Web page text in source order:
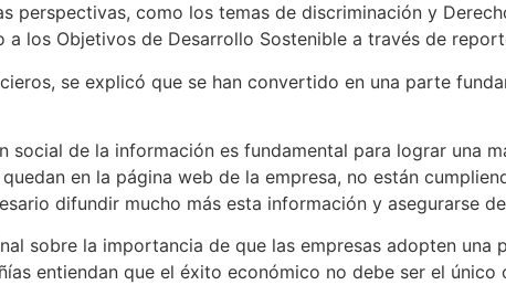
perspectivas, como los temas de discriminación y
a los Objetivos de Desarrollo Sostenible a través de
se explicó que se han convertido en una parte
social de la información es fundamental para lograr una
en la página web de la empresa, no están
difundir mucho más esta información y asegurarse
sobre la importancia de que las empresas adopten
entiendan que el éxito económico no debe ser el